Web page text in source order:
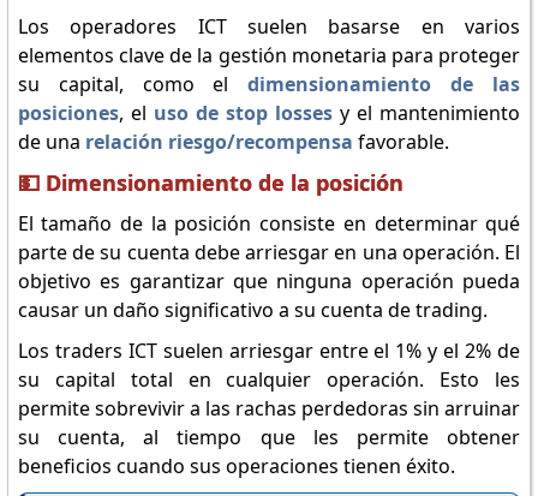
Los operadores ICT suelen basarse en varios
elementos clave de la gestión monetaria para proteger
su capital, como eldimensionamiento de las
posiciones, el uso de stop losses y el mantenimiento
de una relación riesgo/recompensa favorable.
💵 Dimensionamiento de la posición
El tamaño de la posición consiste en determinar qué
parte de su cuenta debe arriesgar en una operación. El
objetivo es garantizar que ninguna operación pueda
causar un daño significativo a su cuenta de trading.
Los traders ICT suelen arriesgar entre el 1% y el 2% de
su capital total en cualquier operación. Esto les
permite sobrevivir a las rachas perdedoras sin arruinar
su cuenta, al tiempo que les permite obtener
beneficios cuando sus operaciones tienen éxito.